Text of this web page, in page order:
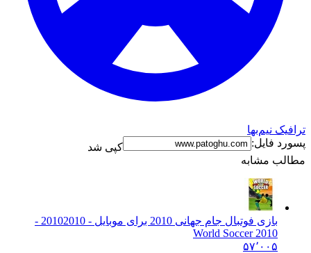
ترافیک نیم‌بها
پسورد فایل:
کپی شد
مطالب مشابه
بازی فوتبال جام جهانی 2010 برای موبایل - 2010
2010 -
World Soccer 2010
۵۷٬۰۰۵